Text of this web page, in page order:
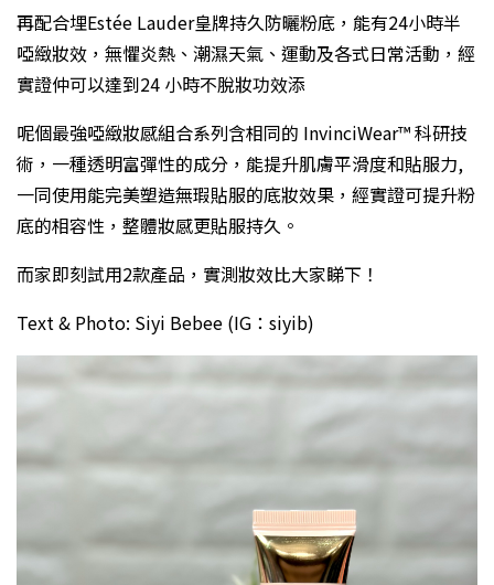
再配合埋Estée Lauder皇牌持久防曬粉底，能有24小時半
啞緻妝效，無懼炎熱、潮濕天氣、運動及各式日常活動，經
實證仲可以達到24 小時不脫妝功效添
呢個最強啞緻妝感組合系列含相同的 InvinciWear™ 科研技
術，一種透明富彈性的成分，能提升肌膚平滑度和貼服力,
一同使用能完美塑造無瑕貼服的底妝效果，經實證可提升粉
底的相容性，整體妝感更貼服持久。
而家即刻試用2款產品，實測妝效比大家睇下！
Text & Photo: Siyi Bebee (IG：siyib)